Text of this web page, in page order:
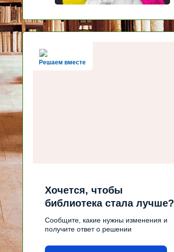
Решаем вместе
Хочется, чтобы
библиотека стала лучше?
Сообщите, какие нужны изменения и
получите ответ о решении